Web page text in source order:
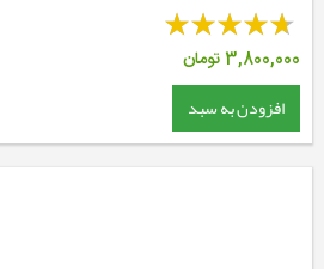
3,800,000تومان
افزودن به سبد